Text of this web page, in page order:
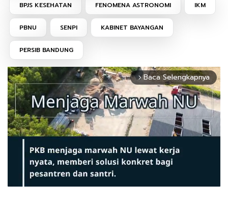
BPJS KESEHATAN FENOMENA ASTRONOMI IKM
PBNU SENPI KABINET BAYANGAN
PERSIB BANDUNG
arrow_forward_ios Baca Selengkapnya